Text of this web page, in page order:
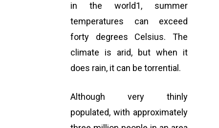
in the world1, summer
temperatures can exceed
forty degrees Celsius. The
climate is arid, but when it
does rain, it can be torrential.
Although very thinly
populated, with approximately